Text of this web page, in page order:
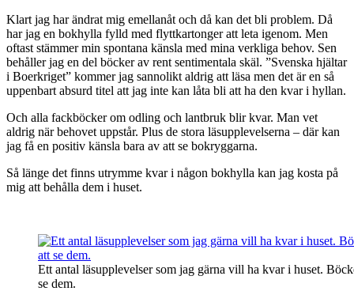
Klart jag har ändrat mig emellanåt och då kan det bli problem. Då
har jag en bokhylla fylld med flyttkartonger att leta igenom. Men
oftast stämmer min spontana känsla med mina verkliga behov. Sen
behåller jag en del böcker av rent sentimentala skäl. ”Svenska hjältar
i Boerkriget” kommer jag sannolikt aldrig att läsa men det är en så
uppenbart absurd titel att jag inte kan låta bli att ha den kvar i hyllan.
Och alla fackböcker om odling och lantbruk blir kvar. Man vet
aldrig när behovet uppstår. Plus de stora läsupplevelserna – där kan
jag få en positiv känsla bara av att se bokryggarna.
Så länge det finns utrymme kvar i någon bokhylla kan jag kosta på
mig att behålla dem i huset.
Ett antal läsupplevelser som jag gärna vill ha kvar i huset.
se dem.